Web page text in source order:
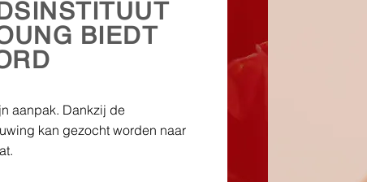
BIEDT
aanpak. Dankzij de
kan gezocht worden naar